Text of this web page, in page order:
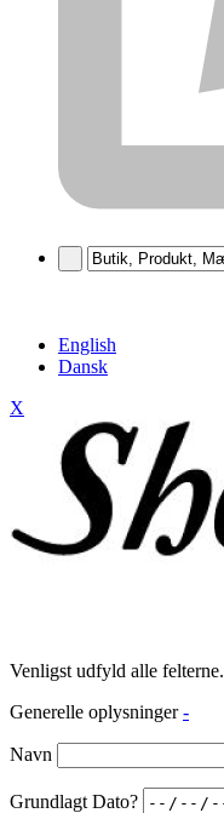
English
Dansk
X
Venligst udfyld alle felterne.
Generelle oplysninger -
Navn
Grundlagt Dato?